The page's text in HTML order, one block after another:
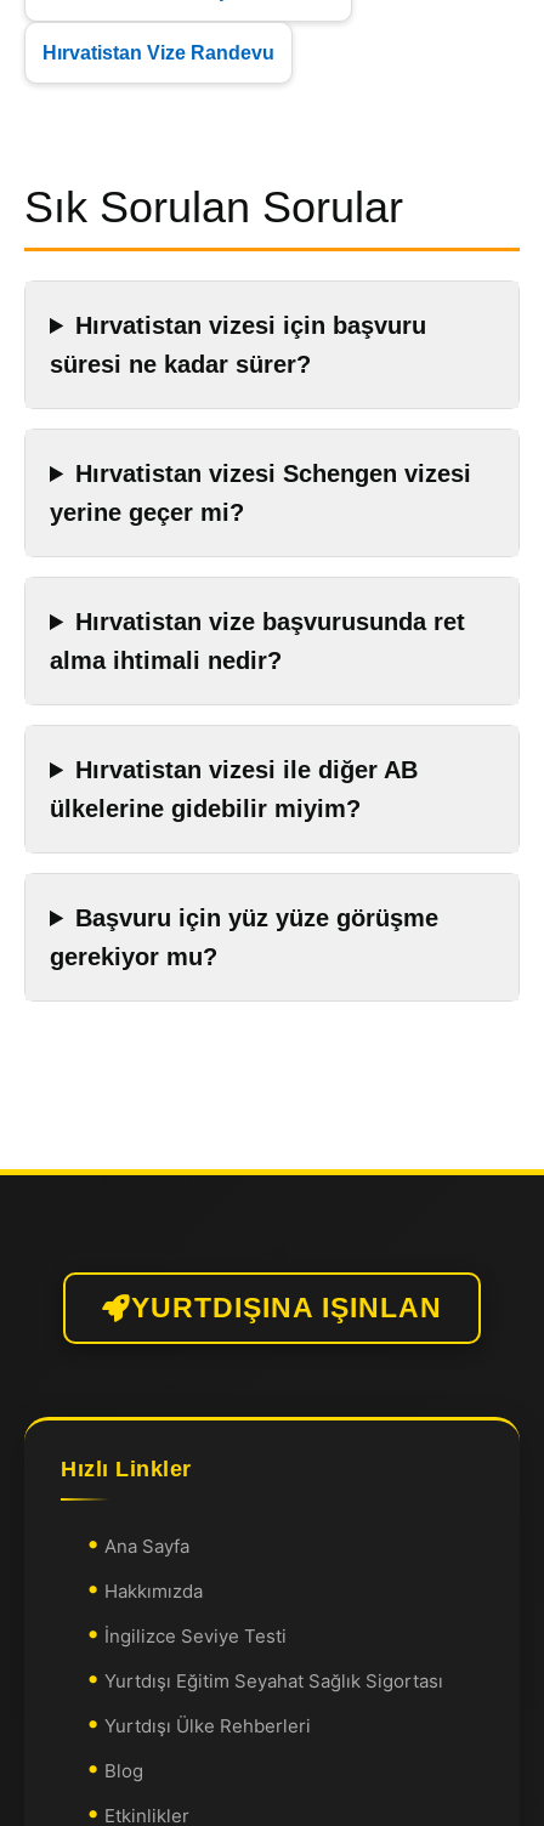
Hırvatistan Vize Randevu
Sık Sorulan Sorular
Hırvatistan vizesi için başvuru
süresi ne kadar sürer?
Hırvatistan vizesi Schengen vizesi
yerine geçer mi?
Hırvatistan vize başvurusunda ret
alma ihtimali nedir?
Hırvatistan vizesi ile diğer AB
ülkelerine gidebilir miyim?
Başvuru için yüz yüze görüşme
gerekiyor mu?
YURTDIŞINA IŞINLAN
Hızlı Linkler
Ana Sayfa
Hakkımızda
İngilizce Seviye Testi
Yurtdışı Eğitim Seyahat Sağlık Sigortası
Yurtdışı Ülke Rehberleri
Blog
Etkinlikler